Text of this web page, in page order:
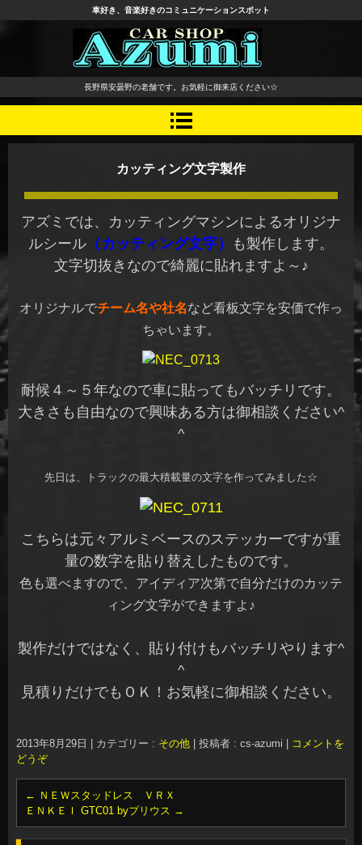
長野県 安曇野市 タイヤ ホ
イール デッドニング カーオ
ーディオ レカロシート
車好き、音楽好きのコミュニケーションスポット
長野県安曇野の老舗です。お気軽に御来店ください☆
カッティング文字製作
アズミでは、カッティングマシンによるオリジナ
ルシール （カッティング文字）
も製作します。
文字切抜きなので綺麗に貼れますよ～♪
オリジナルでチーム名や社名など看板文字を安価で作っ
ちゃいます。
耐候４～５年なので車に貼ってもバッチリです。
大きさも自由なので興味ある方は御相談ください^
^
先日は、トラックの最大積載量の文字を作ってみました☆
こちらは元々アルミベースのステッカーですが重
量の数字を貼り替えしたものです。
色も選べますので、アイディア次第で自分だけのカッテ
ィング文字ができますよ♪
製作だけではなく、貼り付けもバッチリやります^
^
見積りだけでもＯＫ！お気軽に御相談ください。
2013年8月29日 カテゴリー : その他 投稿者 : cs-azumi
コメントを
どうぞ
← ＮＥＷスタッドレス ＶＲＸ
ＥＮＫＥＩ GTC01 byプリウス →